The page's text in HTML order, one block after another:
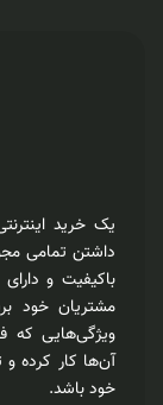
یک خرید
داشتن تمامی
باکیفیت و
مشتریان خود
ویژگی‌هایی که
آن‌ها کار کرده
خود باشد.